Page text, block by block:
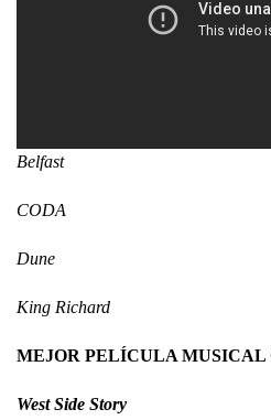
Belfast
CODA
Dune
King Richard
MEJOR PELÍCULA MUSICAL
West Side Story